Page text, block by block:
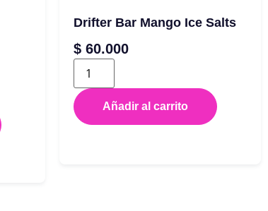
Drifter Bar Mango Ice Salts
$ 60.000
Añadir al carrito